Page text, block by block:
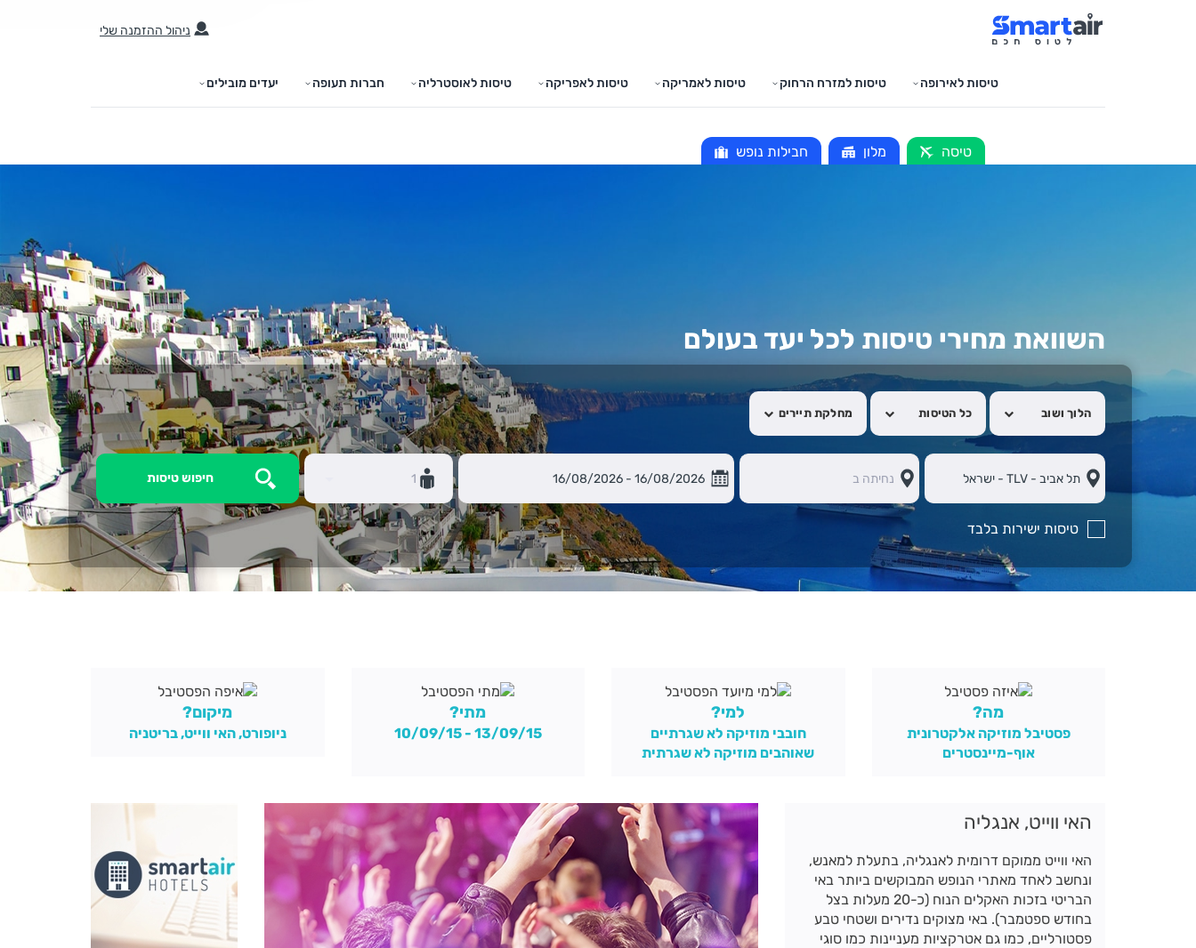
ניהול ההזמנה שלי
טיסה מלון חבילות נופש
טיסות לאירופה טיסות למזרח הרחוק טיסות לאמריקה טיסות לאפריקה טיסות לאוסטרליה חברות תעופה יעדים מובילים
השוואת מחירי טיסות לכל יעד בעולם
1
הלוך ושוב כל הטיסות מחלקת תיירים
טיסות ישירות בלבד
מה?
פסטיבל מוזיקה אלקטרונית
אוף-מיינסטרים
למי?
חובבי מוזיקה לא שגרתיים
שאוהבים מוזיקה לא שגרתית
מתי?
13/09/15 - 10/09/15
מיקום?
ניופורט, האי ווייט, בריטניה
האי ווייט, אנגליה
האי ווייט ממוקם דרומית לאנגליה, בתעלת למאנש,
ונחשב לאחד מאתרי הנופש המבוקשים ביותר באי
הבריטי בזכות האקלים הנוח (כ-20 מעלות בצל
בחודש ספטמבר). באי מצוקים נדירים ושטחי טבע
פסטורליים, כמו גם אטרקציות מעניינות כמו סוגי